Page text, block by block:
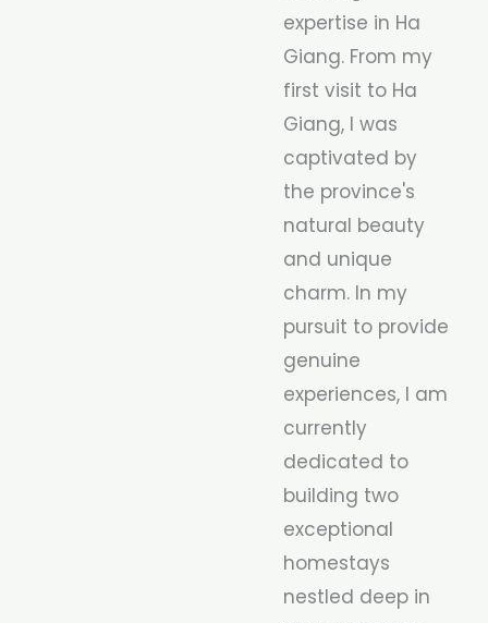
expertise in Ha
Giang. From my
first visit to Ha
Giang, I was
captivated by
the province's
natural beauty
and unique
charm. In my
pursuit to provide
genuine
experiences, I am
currently
dedicated to
building two
exceptional
homestays
nestled deep in